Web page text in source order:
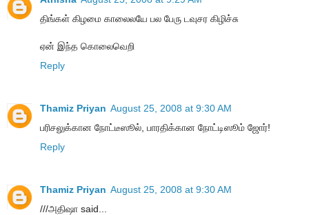
திங்கள் கிழமை காலைலயே பல பேரு டவுசர கிழிச்சு
ஏன் இந்த கொலைவெறி
Reply
Thamiz Priyan August 25, 2008 at 9:30 AM
பரிசலுக்கான நோட்டீஸூல், பாரதிக்கான நோட்டிஸூம் ஜோர்!
Reply
Thamiz Priyan August 25, 2008 at 9:30 AM
///அதிஷா said...